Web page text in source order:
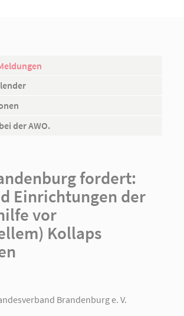
Rheinsberg
der AWO.
fordert:
Einrichtungen der
vor
Kollaps
Brandenburg e. V.